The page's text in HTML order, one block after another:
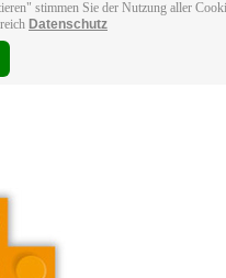
stimmen Sie der Nutzung aller
Datenschutz